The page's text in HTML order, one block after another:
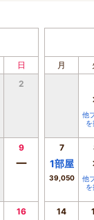
日
2
9
ー
16
月
他
7
1部屋
39,050
他
14